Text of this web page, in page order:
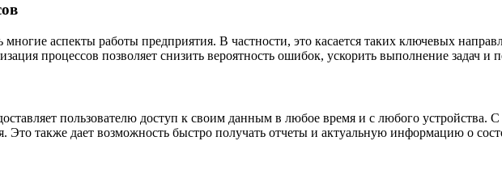
аспекты работы предприятия. В частности, это касается таких ключевых
процессов позволяет снизить вероятность ошибок, ускорить выполнение задач и
пользователю доступ к своим данным в любое время и с любого
Это также дает возможность быстро получать отчеты и актуальную информацию о